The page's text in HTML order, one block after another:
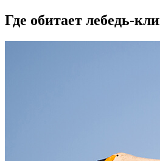
Где обитает лебедь-